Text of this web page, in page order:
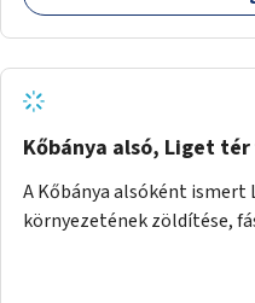
Kőbánya alsó, Liget
A Kőbánya alsóként
környezetének zöldítése,